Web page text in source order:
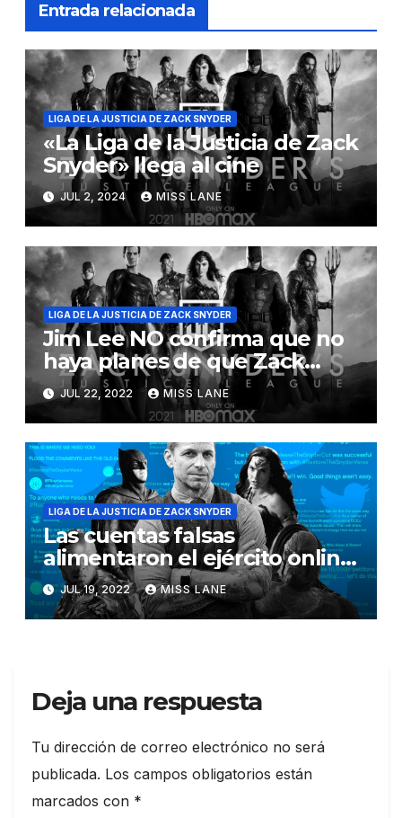
Entrada relacionada
LIGA DE LA JUSTICIA DE ZACK SNYDER
«La Liga de la Justicia de Zack
Snyder» llega al cine
JUL 2, 2024 MISS LANE
LIGA DE LA JUSTICIA DE ZACK SNYDER
Jim Lee NO confirma que no
haya planes de que Zack
Snyder o el SnyderVerso
regresen
JUL 22, 2022 MISS LANE
LIGA DE LA JUSTICIA DE ZACK SNYDER
Las cuentas falsas
alimentaron el ejército online
del ‘Snyder Cut’
JUL 19, 2022 MISS LANE
Deja una respuesta
Tu dirección de correo electrónico no será
publicada. Los campos obligatorios están
marcados con *